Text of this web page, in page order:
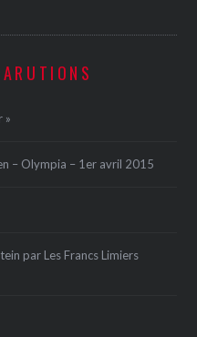
»
– Olympia – 1er avril 2015
par Les Francs Limiers